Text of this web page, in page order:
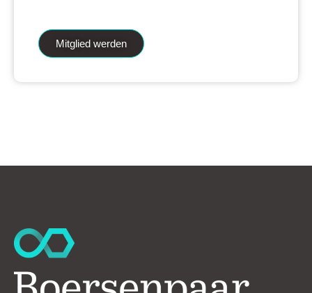
Mitglied werden